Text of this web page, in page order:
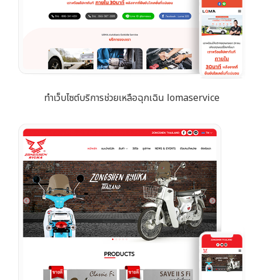
ทำเว็บไซต์บริการช่วยเหลือฉุกเฉิน lomaservice